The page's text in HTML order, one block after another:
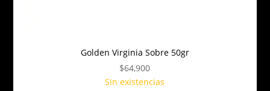
Golden Virginia Sobre 50gr
$64,900
Sin existencias